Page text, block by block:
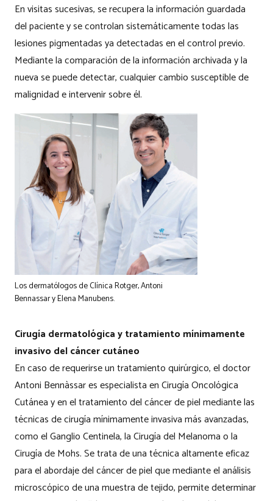
En visitas sucesivas, se recupera la información guardada
del paciente y se controlan sistemáticamente todas las
lesiones pigmentadas ya detectadas en el control previo.
Mediante la comparación de la información archivada y la
nueva se puede detectar, cualquier cambio susceptible de
malignidad e intervenir sobre él.
Los dermatólogos de Clínica Rotger, Antoni
Bennassar y Elena Manubens.
Cirugía dermatológica y tratamiento mínimamente
invasivo del cáncer cutáneo
En caso de requerirse un tratamiento quirúrgico, el doctor
Antoni Bennàssar es especialista en Cirugía Oncológica
Cutánea y en el tratamiento del cáncer de piel mediante las
técnicas de cirugía mínimamente invasiva más avanzadas,
como el Ganglio Centinela, la Cirugía del Melanoma o la
Cirugía de Mohs. Se trata de una técnica altamente eficaz
para el abordaje del cáncer de piel que mediante el análisis
microscópico de una muestra de tejido, permite determinar